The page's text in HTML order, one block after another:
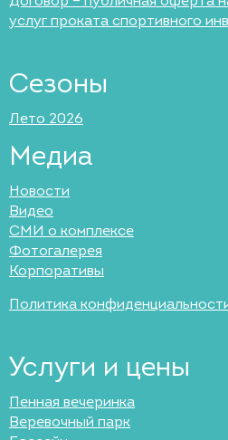
услуг проката спортивного
Сезоны
Лето 2026
Медиа
Новости
Видео
СМИ о комплексе
Фотогалерея
Корпоративы
Политика
Услуги и цены
Пенная вечеринка
Веревочный парк